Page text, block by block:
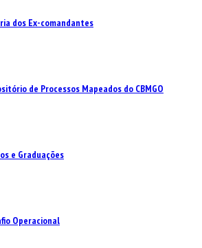
dos Ex-comandantes
de Processos Mapeados do CBMGO
e Graduações
Operacional